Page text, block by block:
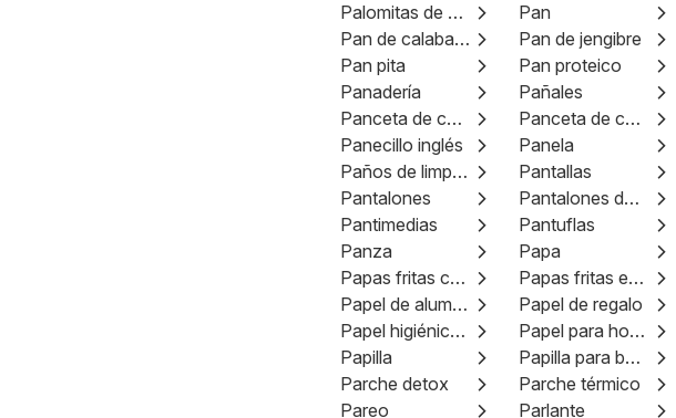
Palomitas de maíz
Pan
Pan de calabaza
Pan de jengibre
Pan pita
Pan proteico
Panadería
Pañales
Panceta de cerdo
Panceta de cerdo ahumada
Panecillo inglés
Panela
Paños de limpieza
Pantallas
Pantalones
Pantalones de maternidad
Pantimedias
Pantuflas
Panza
Papa
Papas fritas congeladas
Papas fritas estilo americano
Papel de aluminio
Papel de regalo
Papel higiénico negro
Papel para hornear
Papilla
Papilla para bebés
Parche detox
Parche térmico
Pareo
Parlante